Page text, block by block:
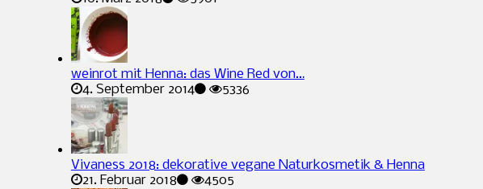
weinrot mit Henna: das Wine Red von…
4. September 2014
5336
Vivaness 2018: dekorative vegane Naturkosmetik & Henna
21. Februar 2018
4505